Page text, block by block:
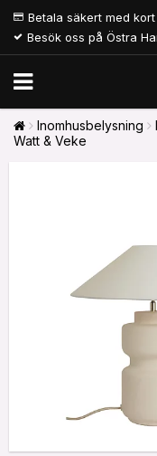
Betala säkert med kort
Besök oss på Östra
Inomhusbelysning
Watt & Veke